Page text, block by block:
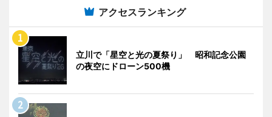
アクセスランキング
立川で「星空と光の夏祭り」 昭和記念公園
の夜空にドローン500機